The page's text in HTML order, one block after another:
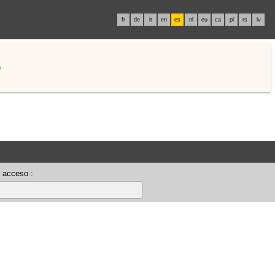
fr de it en es nl eu ca pl rs lv
acceso :